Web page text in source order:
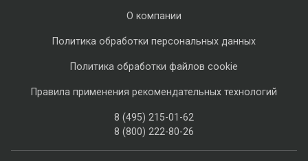
О компании
Политика обработки персональных данных
Политика обработки файлов cookie
Правила применения рекомендательных технологий
8 (495) 215-01-62
8 (800) 222-80-26